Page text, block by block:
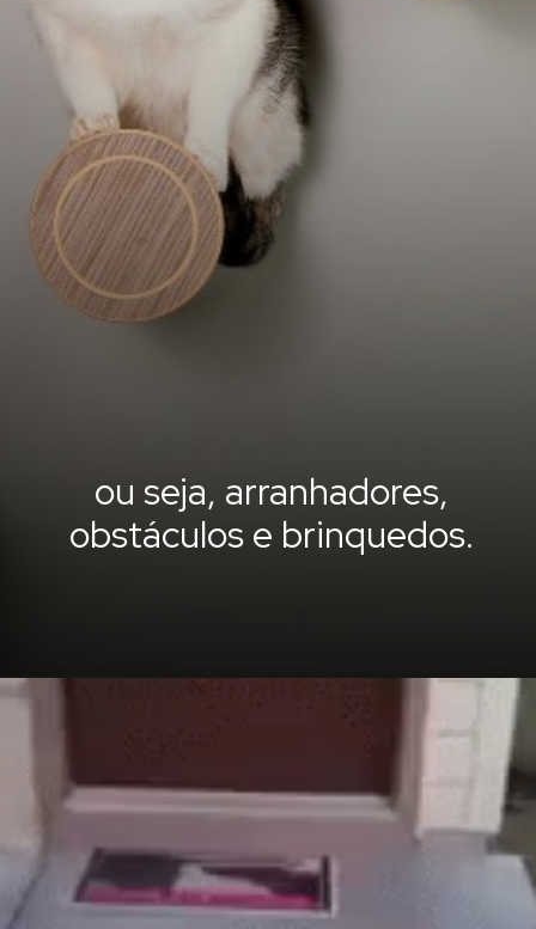
ou seja, arranhadores,
obstáculos e brinquedos.